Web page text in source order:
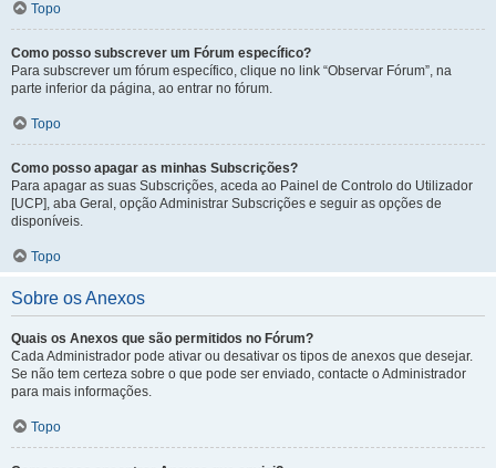
Topo
Como posso subscrever um Fórum específico?
Para subscrever um fórum específico, clique no link “Observar Fórum”, na
parte inferior da página, ao entrar no fórum.
Topo
Como posso apagar as minhas Subscrições?
Para apagar as suas Subscrições, aceda ao Painel de Controlo do Utilizador
[UCP], aba Geral, opção Administrar Subscrições e seguir as opções de
disponíveis.
Topo
Sobre os Anexos
Quais os Anexos que são permitidos no Fórum?
Cada Administrador pode ativar ou desativar os tipos de anexos que desejar.
Se não tem certeza sobre o que pode ser enviado, contacte o Administrador
para mais informações.
Topo